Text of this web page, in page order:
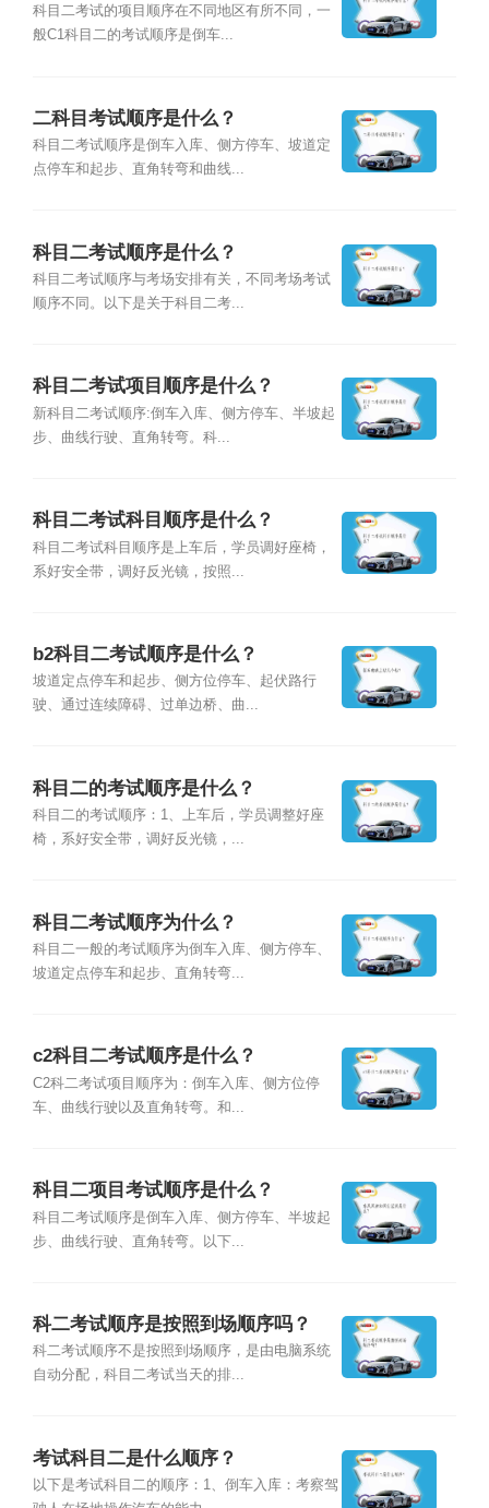
科目二考试的项目顺序在不同地区有所不同，一
般C1科目二的考试顺序是倒车...
二科目考试顺序是什么？
科目二考试顺序是倒车入库、侧方停车、坡道定
点停车和起步、直角转弯和曲线...
科目二考试顺序是什么？
科目二考试顺序与考场安排有关，不同考场考试
顺序不同。以下是关于科目二考...
科目二考试项目顺序是什么？
新科目二考试顺序:倒车入库、侧方停车、半坡起
步、曲线行驶、直角转弯。科...
科目二考试科目顺序是什么？
科目二考试科目顺序是上车后，学员调好座椅，
系好安全带，调好反光镜，按照...
b2科目二考试顺序是什么？
坡道定点停车和起步、侧方位停车、起伏路行
驶、通过连续障碍、过单边桥、曲...
科目二的考试顺序是什么？
科目二的考试顺序：1、上车后，学员调整好座
椅，系好安全带，调好反光镜，...
科目二考试顺序为什么？
科目二一般的考试顺序为倒车入库、侧方停车、
坡道定点停车和起步、直角转弯...
c2科目二考试顺序是什么？
C2科二考试项目顺序为：倒车入库、侧方位停
车、曲线行驶以及直角转弯。和...
科目二项目考试顺序是什么？
科目二考试顺序是倒车入库、侧方停车、半坡起
步、曲线行驶、直角转弯。以下...
科二考试顺序是按照到场顺序吗？
科二考试顺序不是按照到场顺序，是由电脑系统
自动分配，科目二考试当天的排...
考试科目二是什么顺序？
以下是考试科目二的顺序：1、倒车入库：考察驾